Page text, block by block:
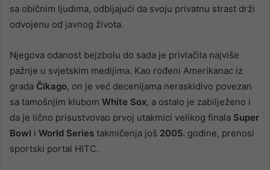
sa običnim ljudima, odbijajući da svoju privatnu strast drži
odvojenu od javnog života.
Njegova odanost bejzbolu do sada je privlačila najviše
pažnje u svjetskim medijima. Kao rođeni Amerikanac iz
grada Čikago, on je već decenijama neraskidivo povezan
sa tamošnjim klubom White Sox, a ostalo je zabilježeno i
da je lično prisustvovao prvoj utakmici velikog finala Super
Bowl i World Series takmičenja još 2005. godine, prenosi
sportski portal HITC.